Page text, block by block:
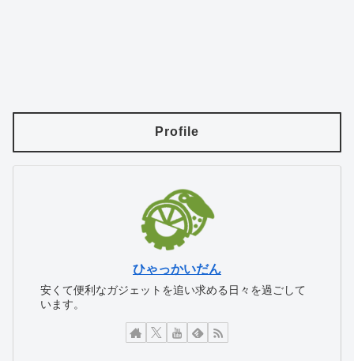
Profile
ひゃっかいだん
安くて便利なガジェットを追い求める日々を過ごして
います。